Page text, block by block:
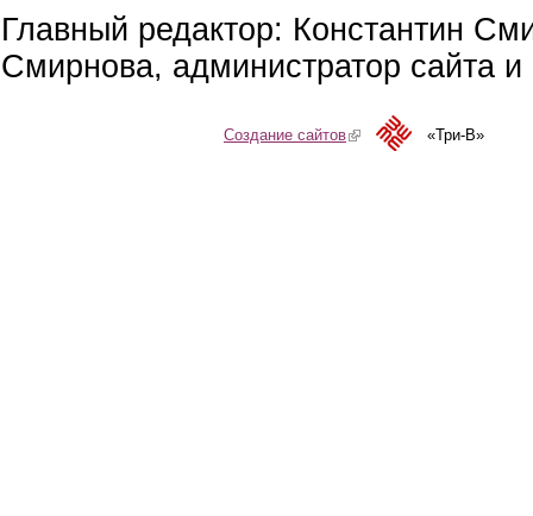
Главный редактор: Константин
Смирнова, администратор сайта
Создание сайтов(link is external)«Три-В»